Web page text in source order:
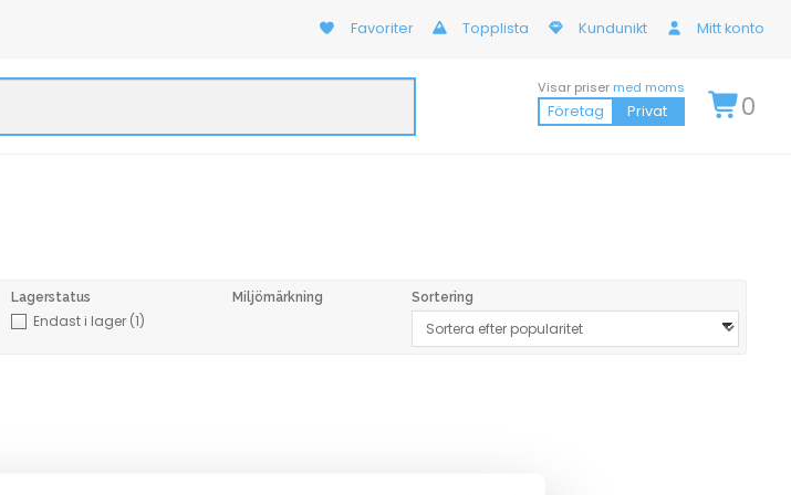
Favoriter Topplista Kundunikt Mitt konto
Visar priser med moms
Företag Privat 0
Lagerstatus
Endast i lager (1)
Miljömärkning Sortering